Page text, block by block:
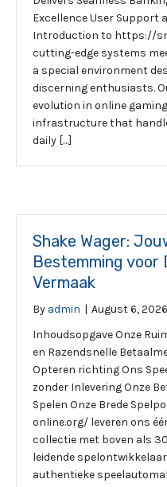
Excellence User Support
Introduction to https://
cutting-edge systems
a special environment
discerning enthusiasts.
evolution in online
infrastructure that
daily […]
Shake Wager:
Bestemming voor
Vermaak
By admin | August 6, 2026
Inhoudsopgave Onze
en Razendsnelle
Opteren richting Ons
zonder Inlevering Onze
Spelen Onze Brede
online.org/ leveren ons
collectie met boven als
leidende
authentieke